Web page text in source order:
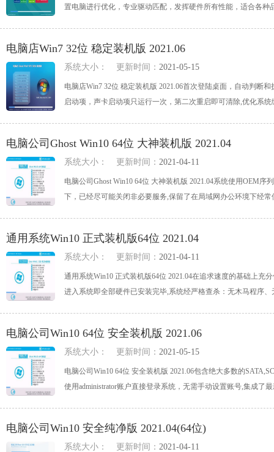
置电脑进行优化，专业驱动匹配，发挥硬件所有性能，适合各种
电脑店Win7 32位 稳定装机版 2021.06
系统大小： 更新时间： 2021-05-15
电脑店Win7 32位 稳定装机版 2021.06首次登陆桌面，自动判断
启动项，声卡启动项只运行一次，第二次重启即可清除,优化系统
电脑公司Ghost Win10 64位 大神装机版 2021.04
系统大小： 更新时间： 2021-04-11
电脑公司Ghost Win10 64位 大神装机版 2021.04系统使用OEM
下，已经尽可能关闭非必要服务,保留了在局域网办公环境下经常
通用系统Win10 正式装机版64位 2021.04
系统大小： 更新时间： 2021-04-11
通用系统Win10 正式装机版64位 2021.04在追求速度的基础上充
进入系统即全部硬件已安装完毕,系统经严格查杀：无木马程序、
电脑公司Win10 64位 安全装机版 2021.06
系统大小： 更新时间： 2021-05-15
电脑公司Win10 64位 安全装机版 2021.06包含绝大多数的
使用administrator账户直接登录系统，无需手动设置账号,集成了最
电脑公司Win10 安全纯净版 2021.04(64位)
系统大小： 更新时间： 2021-04-11